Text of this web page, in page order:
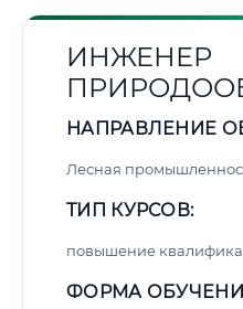
ИНЖЕНЕР
НАПРАВЛЕНИЕ
Лесная
ТИП КУРСОВ:
повышение
ФОРМА